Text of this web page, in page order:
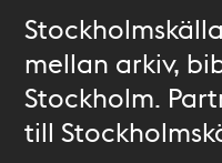
mellan arkiv,
Stockholm.
till